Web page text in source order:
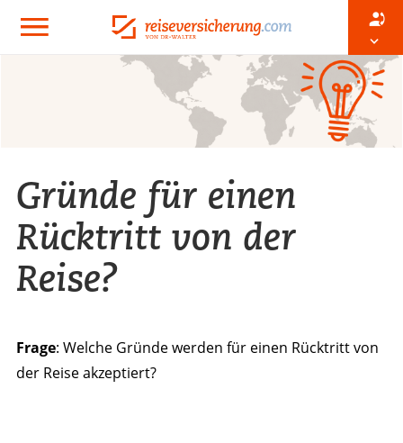
Gründe für einen
Rücktritt von der
Reise?
Frage: Welche Gründe werden für einen Rücktritt von
der Reise akzeptiert?